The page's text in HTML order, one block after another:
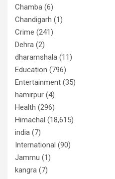
Chamba (6)
Chandigarh (1)
Crime (241)
Dehra (2)
dharamshala (11)
Education (796)
Entertainment (35)
hamirpur (4)
Health (296)
Himachal (18,615)
india (7)
International (90)
Jammu (1)
kangra (7)